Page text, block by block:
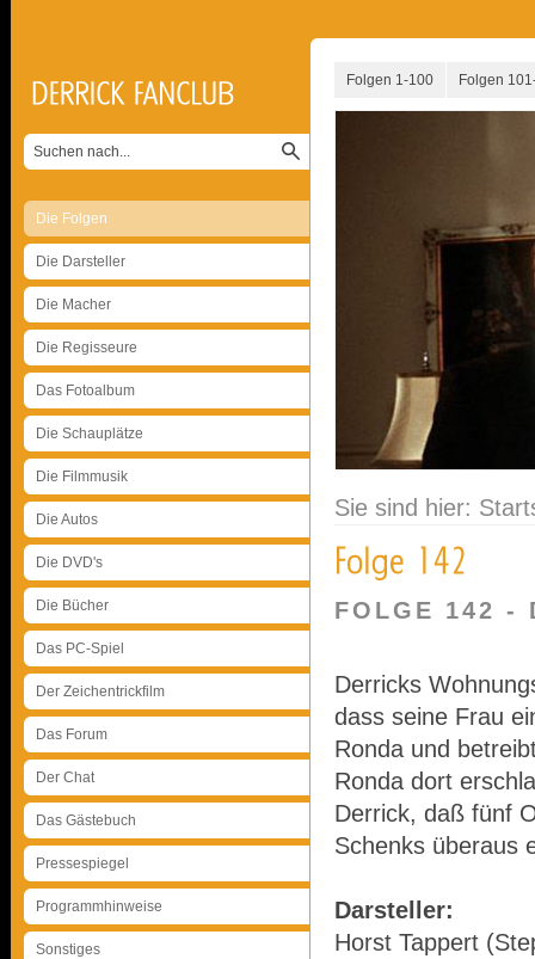
Die Folgen
Die Darsteller
Die Macher
Die Regisseure
Das Fotoalbum
Die Schauplätze
Die Filmmusik
Die Autos
Die DVD's
Die Bücher
Das PC-Spiel
Der Zeichentrickfilm
Das Forum
Der Chat
Das Gästebuch
Pressespiegel
Programmhinweise
Sonstiges
Folgen 1-100 Folgen
Sie sind hier:
FOLGE 142 -
Derricks
dass seine Frau
Ronda und
Ronda dort
Derrick, daß fünf
Schenks überaus
Darsteller:
Horst Tappert